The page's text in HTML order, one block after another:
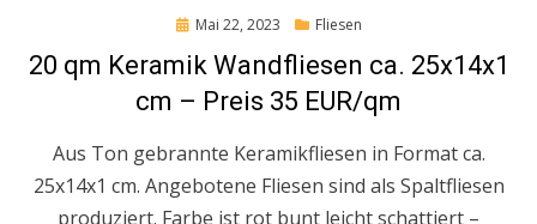
PostedMai 22, 2023 Fliesen
20 qm Keramik Wandfliesen ca. 25x14x1
cm – Preis 35 EUR/qm
Aus Ton gebrannte Keramikfliesen in Format ca.
25x14x1 cm. Angebotene Fliesen sind als Spaltfliesen
produziert. Farbe ist rot bunt leicht schattiert –